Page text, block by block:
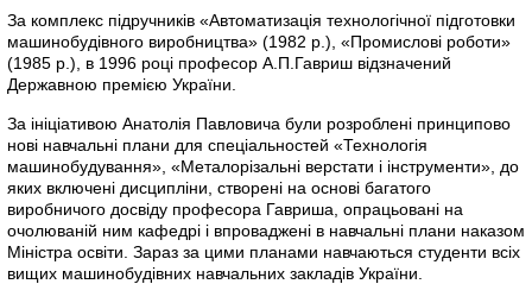
За комплекс підручників «Автоматизація технологічної підготовки
машинобудівного виробництва» (1982 р.), «Промислові роботи»
(1985 р.), в 1996 році професор А.П.Гавриш відзначений
Державною премією України.
За ініціативою Анатолія Павловича були розроблені принципово
нові навчальні плани для спеціальностей «Технологія
машинобудування», «Металорізальні верстати і інструменти», до
яких включені дисципліни, створені на основі багатого
виробничого досвіду професора Гавриша, опрацьовані на
очолюваній ним кафедрі і впроваджені в навчальні плани наказом
Міністра освіти. Зараз за цими планами навчаються студенти всіх
вищих машинобудівних навчальних закладів України.